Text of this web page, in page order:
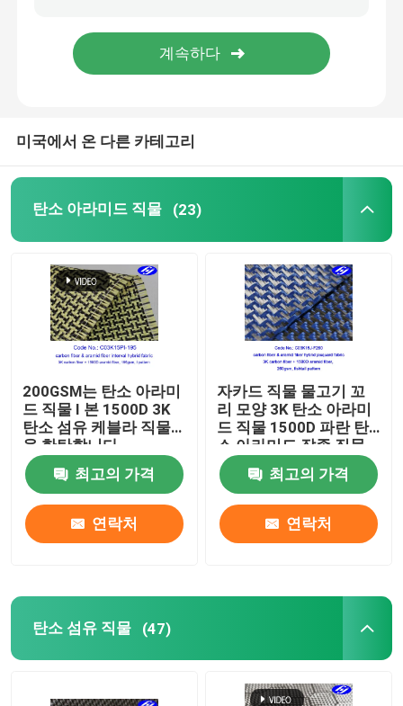
탄소 섬유 직물
폴리우레탄 가죽 직물
저항하는 직물을 자르십시오
정적 패브릭 안티
탄소 복합 재료
조성화 패브릭
산업용 필트 롤
미국에서 온 다른 카테고리
탄소 아라미드 직물 (23)
200GSM는 탄소 아라미
드 직물 I 본 1500D 3K
탄소 섬유 케블라 직물
을 한탄합니다
최고의 가격
연락처
자카드 직물 물고기 꼬
리 모양 3K 탄소 아라미
드 직물 1500D 파란 탄
소 아라미드 잡종 직물
최고의 가격
연락처
탄소 섬유 직물 (47)